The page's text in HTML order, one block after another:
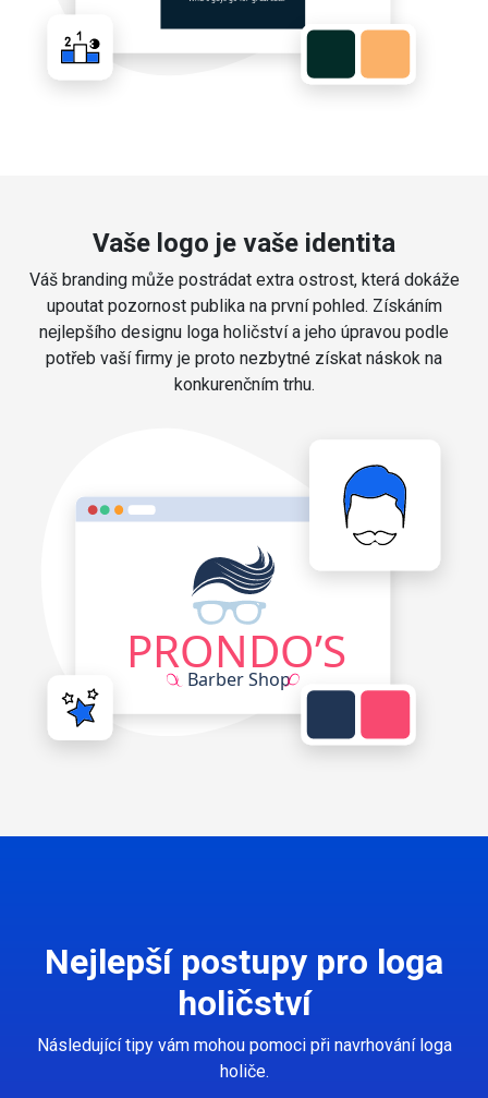
Vaše logo je vaše identita
Váš branding může postrádat extra ostrost, která dokáže
upoutat pozornost publika na první pohled. Získáním
nejlepšího designu loga holičství a jeho úpravou podle
potřeb vaší firmy je proto nezbytné získat náskok na
konkurenčním trhu.
Nejlepší postupy pro loga
holičství
Následující tipy vám mohou pomoci při navrhování loga
holiče.